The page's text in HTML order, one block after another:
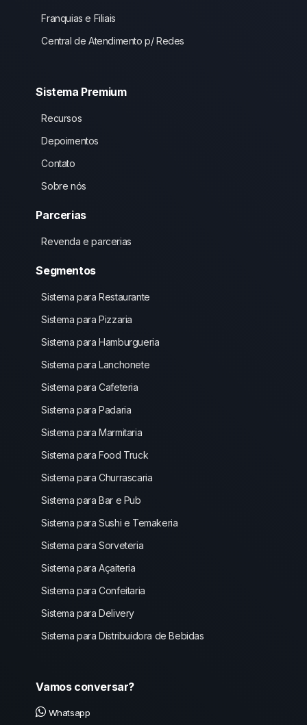
Franquias e Filiais
Central de Atendimento p/ Redes
Sistema Premium
Recursos
Depoimentos
Contato
Sobre nós
Parcerias
Revenda e parcerias
Segmentos
Sistema para Restaurante
Sistema para Pizzaria
Sistema para Hamburgueria
Sistema para Lanchonete
Sistema para Cafeteria
Sistema para Padaria
Sistema para Marmitaria
Sistema para Food Truck
Sistema para Churrascaria
Sistema para Bar e Pub
Sistema para Sushi e Temakeria
Sistema para Sorveteria
Sistema para Açaiteria
Sistema para Confeitaria
Sistema para Delivery
Sistema para Distribuidora de Bebidas
Vamos conversar?
Whatsapp